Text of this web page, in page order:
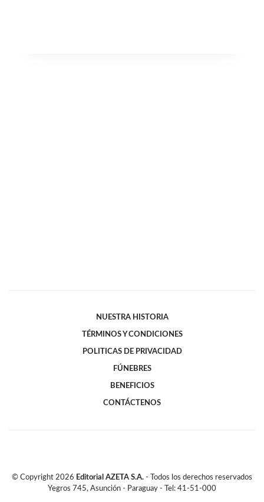
NUESTRA HISTORIA
TÉRMINOS Y CONDICIONES
POLITICAS DE PRIVACIDAD
FÚNEBRES
BENEFICIOS
CONTÁCTENOS
© Copyright 2026 Editorial AZETA S.A. - Todos los derechos reservados
Yegros 745, Asunción - Paraguay - Tel: 41-51-000